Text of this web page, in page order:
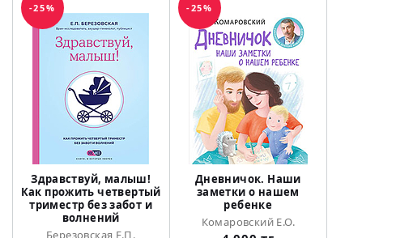
-25%
Здравствуй, малыш!
Как прожить четвертый
триместр без забот и
волнений
Березовская Е.П.
-25%
Дневничок. Наши
заметки о нашем
ребенке
Комаровский Е.О.